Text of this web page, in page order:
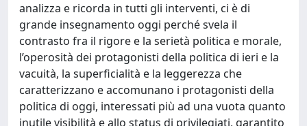
analizza e ricorda in tutti gli interventi, ci è di
grande insegnamento oggi perché svela il
contrasto fra il rigore e la serietà politica e morale,
l’operosità dei protagonisti della politica di ieri e la
vacuità, la superficialità e la leggerezza che
caratterizzano e accomunano i protagonisti della
politica di oggi, interessati più ad una vuota quanto
inutile visibilità e allo status di privilegiati, garantito